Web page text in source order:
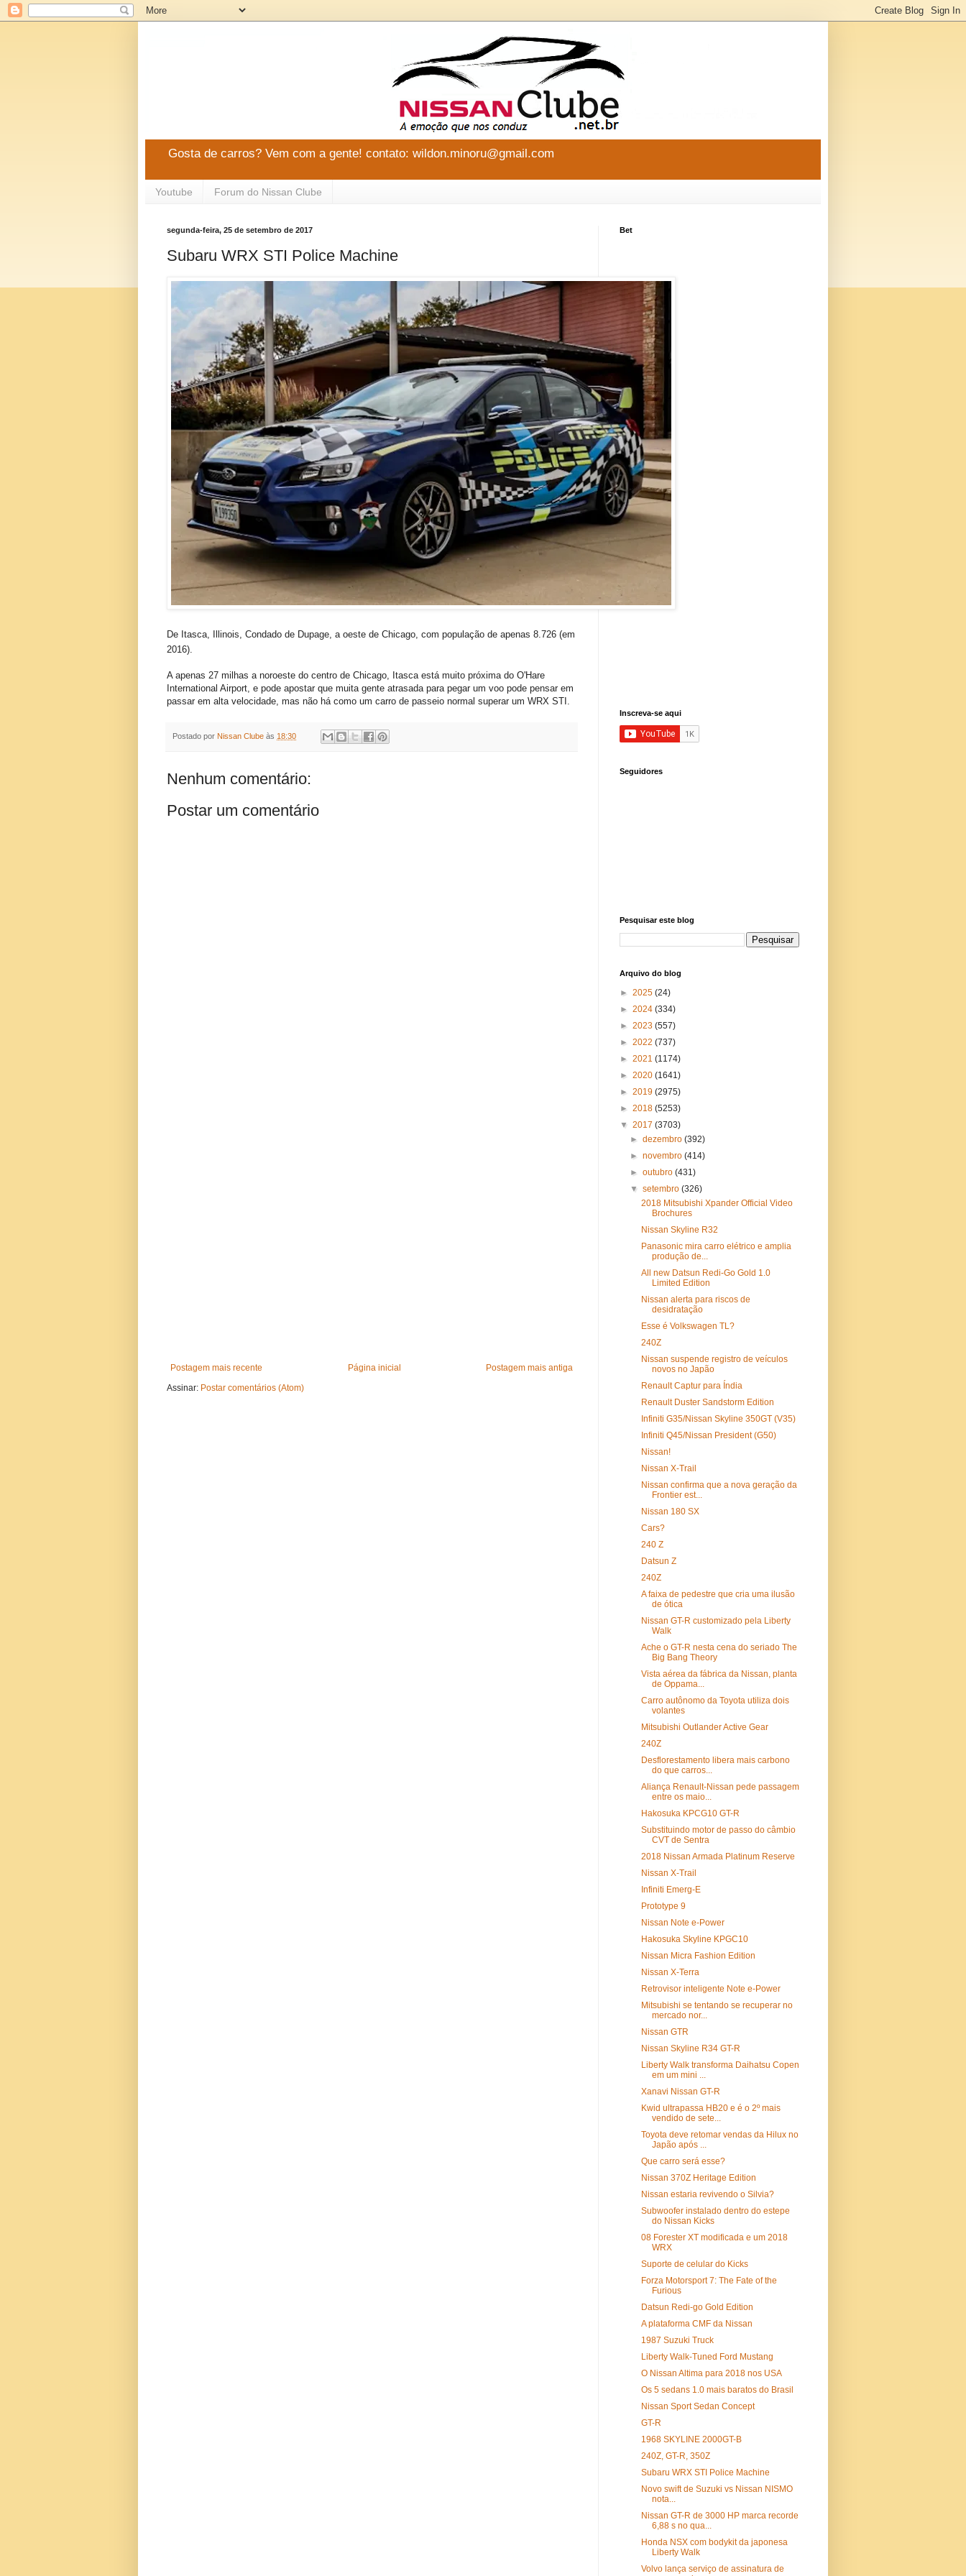
Gosta de carros? Vem com a gente! contato: wildon.minoru@gmail.com
Youtube Forum do Nissan Clube
segunda-feira, 25 de setembro de 2017
Subaru WRX STI Police Machine
De Itasca, Illinois, Condado de Dupage, a oeste de Chicago, com população de apenas 8.726 (em
2016).
A apenas 27 milhas a noroeste do centro de Chicago, Itasca está muito próxima do O'Hare
International Airport, e pode apostar que muita gente atrasada para pegar um voo pode pensar em
passar em alta velocidade, mas não há como um carro de passeio normal superar um WRX STI.
Postado por Nissan Clube às 18:30
Nenhum comentário:
Postar um comentário
Postagem mais recente Postagem mais antiga
Página inicial
Assinar: Postar comentários (Atom)
Bet
Inscreva-se aqui
Seguidores
Pesquisar este blog
Arquivo do blog
► 2025 (24)
► 2024 (334)
► 2023 (557)
► 2022 (737)
► 2021 (1174)
► 2020 (1641)
► 2019 (2975)
► 2018 (5253)
▼ 2017 (3703)
►dezembro(392)
►novembro(414)
►outubro(431)
▼setembro(326)
2018 Mitsubishi Xpander Official Video
Brochures
Nissan Skyline R32
Panasonic mira carro elétrico e amplia
produção de...
All new Datsun Redi-Go Gold 1.0
Limited Edition
Nissan alerta para riscos de
desidratação
Esse é Volkswagen TL?
240Z
Nissan suspende registro de veículos
novos no Japão
Renault Captur para Índia
Renault Duster Sandstorm Edition
Infiniti G35/Nissan Skyline 350GT (V35)
Infiniti Q45/Nissan President (G50)
Nissan!
Nissan X-Trail
Nissan confirma que a nova geração da
Frontier est...
Nissan 180 SX
Cars?
240 Z
Datsun Z
240Z
A faixa de pedestre que cria uma ilusão
de ótica
Nissan GT-R customizado pela Liberty
Walk
Ache o GT-R nesta cena do seriado The
Big Bang Theory
Vista aérea da fábrica da Nissan, planta
de Oppama...
Carro autônomo da Toyota utiliza dois
volantes
Mitsubishi Outlander Active Gear
240Z
Desflorestamento libera mais carbono
do que carros...
Aliança Renault-Nissan pede passagem
entre os maio...
Hakosuka KPCG10 GT-R
Substituindo motor de passo do câmbio
CVT de Sentra
2018 Nissan Armada Platinum Reserve
Nissan X-Trail
Infiniti Emerg-E
Prototype 9
Nissan Note e-Power
Hakosuka Skyline KPGC10
Nissan Micra Fashion Edition
Nissan X-Terra
Retrovisor inteligente Note e-Power
Mitsubishi se tentando se recuperar no
mercado nor...
Nissan GTR
Nissan Skyline R34 GT-R
Liberty Walk transforma Daihatsu Copen
em um mini ...
Xanavi Nissan GT-R
Kwid ultrapassa HB20 e é o 2º mais
vendido de sete...
Toyota deve retomar vendas da Hilux no
Japão após ...
Que carro será esse?
Nissan 370Z Heritage Edition
Nissan estaria revivendo o Silvia?
Subwoofer instalado dentro do estepe
do Nissan Kicks
08 Forester XT modificada e um 2018
WRX
Suporte de celular do Kicks
Forza Motorsport 7: The Fate of the
Furious
Datsun Redi-go Gold Edition
A plataforma CMF da Nissan
1987 Suzuki Truck
Liberty Walk-Tuned Ford Mustang
O Nissan Altima para 2018 nos USA
Os 5 sedans 1.0 mais baratos do Brasil
Nissan Sport Sedan Concept
GT-R
1968 SKYLINE 2000GT-B
240Z, GT-R, 350Z
Subaru WRX STI Police Machine
Novo swift de Suzuki vs Nissan NISMO
nota...
Nissan GT-R de 3000 HP marca recorde
6,88 s no qua...
Honda NSX com bodykit da japonesa
Liberty Walk
Volvo lança serviço de assinatura de